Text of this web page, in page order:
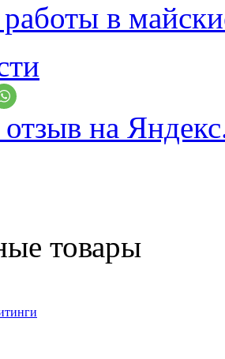
в
отзыв на
товары